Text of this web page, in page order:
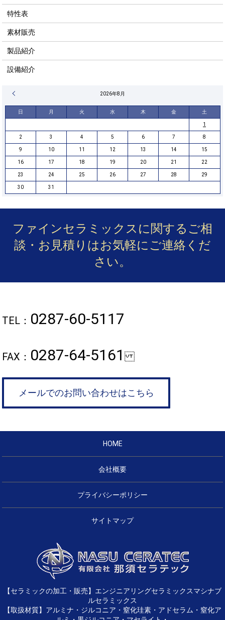
特性表
素材販売
製品紹介
設備紹介
2026年8月
日 月 火 水 木 金 土
1
2 3 4 5 6 7 8
9 10 11 12 13 14 15
16 17 18 19 20 21 22
23 24 25 26 27 28 29
30 31
ファインセラミックスに関するご相
談・お見積りはお気軽にご連絡くだ
さい。
TEL： 0287-60-5117
FAX： 0287-64-5161
メールでのお問い合わせはこちら
HOME
会社概要
プライバシーポリシー
サイトマップ
【セラミックの加工・販売】エンジニアリングセラミックスマシナブ
ルセラミックス
【取扱材質】アルミナ・ジルコニア・窒化珪素・アドセラム・窒化ア